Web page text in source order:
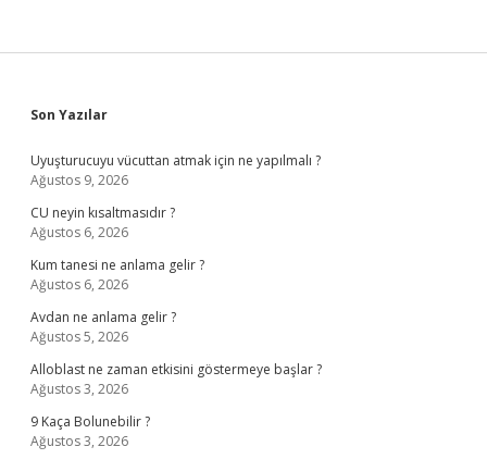
Sidebar
Son Yazılar
Uyuşturucuyu vücuttan atmak için ne yapılmalı ?
Ağustos 9, 2026
CU neyin kısaltmasıdır ?
Ağustos 6, 2026
Kum tanesi ne anlama gelir ?
Ağustos 6, 2026
Avdan ne anlama gelir ?
Ağustos 5, 2026
Alloblast ne zaman etkisini göstermeye başlar ?
Ağustos 3, 2026
9 Kaça Bolunebilir ?
Ağustos 3, 2026